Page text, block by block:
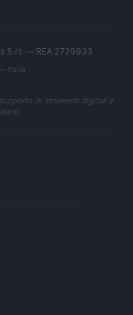
S.r.l. — REA 2729933
Italia
di strumenti digitali e